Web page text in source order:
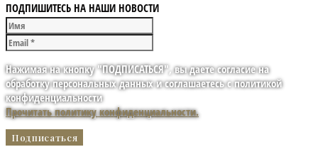
ПОДПИШИТЕСЬ НА НАШИ НОВОСТИ
Нажимая на кнопку "ПОДПИСАТЬСЯ", вы даете согласие на
обработку персональных данных и соглашаетесь с политикой
конфиденциальности
Прочитать политику конфиденциальности.